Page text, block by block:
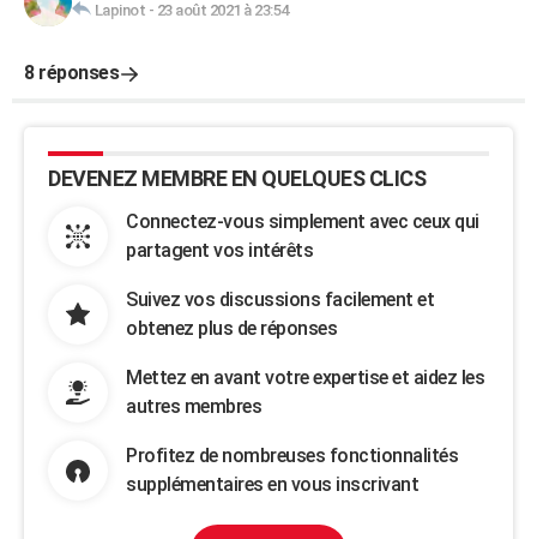
Lapinot - 23 août 2021 à 23:54
8 réponses
DEVENEZ MEMBRE EN QUELQUES CLICS
Connectez-vous simplement avec ceux qui
partagent vos intérêts
Suivez vos discussions facilement et
obtenez plus de réponses
Mettez en avant votre expertise et aidez les
autres membres
Profitez de nombreuses fonctionnalités
supplémentaires en vous inscrivant